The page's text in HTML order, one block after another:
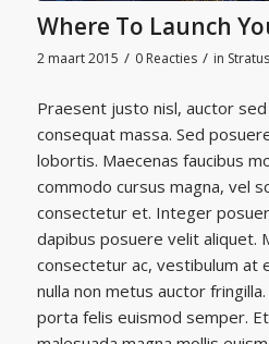
Where To Launch
2 maart 2015 / 0 Reacties / in Stratus
Praesent justo nisl, auctor
consequat massa. Sed
lobortis. Maecenas faucibus
commodo cursus magna, vel
consectetur et. Integer
dapibus posuere velit aliquet.
consectetur ac, vestibulum at
nulla non metus auctor
porta felis euismod semper.